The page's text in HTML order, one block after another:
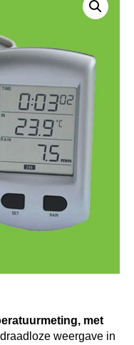
met
weergave in